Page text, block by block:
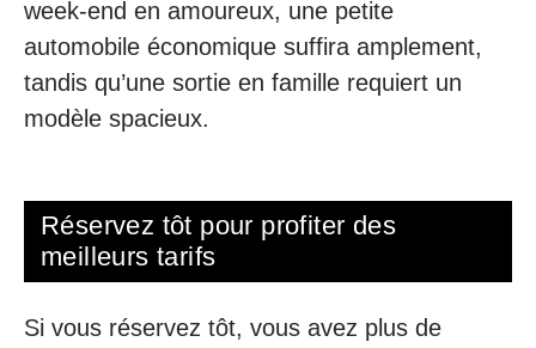
week-end en amoureux, une petite
automobile économique suffira amplement,
tandis qu’une sortie en famille requiert un
modèle spacieux.
Réservez tôt pour profiter des
meilleurs tarifs
Si vous réservez tôt, vous avez plus de